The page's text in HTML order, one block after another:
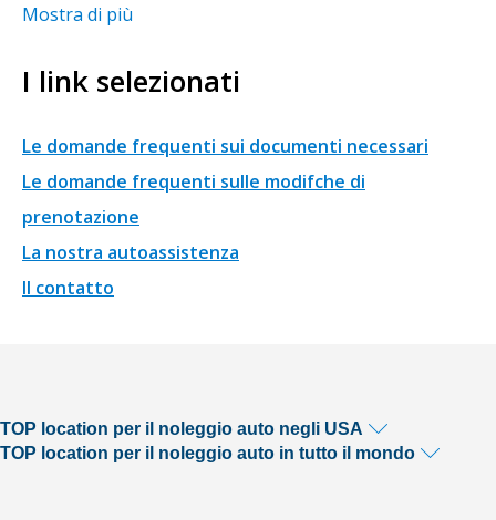
Mostra di più
I link selezionati
Le domande frequenti sui documenti necessari
Le domande frequenti sulle modifche di
prenotazione
La nostra autoassistenza
Il contatto
TOP location per il noleggio auto negli USA
TOP location per il noleggio auto in tutto il mondo